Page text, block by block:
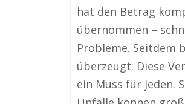
hat den Betrag
übernommen –
Probleme. Seitdem
überzeugt: Diese
ein Muss für jeden.